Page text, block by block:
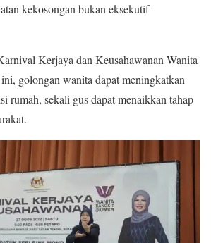
kekosongan bukan eksekutif
Kerjaya dan Keusahawanan Wanita
golongan wanita dapat meningkatkan
rumah, sekali gus dapat menaikkan tahap